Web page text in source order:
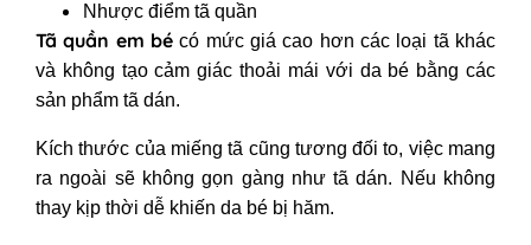
Nhược điểm tã quần
Tã quần em bécó mức giá cao hơn các loại tã khác
và không tạo cảm giác thoải mái với da bé bằng các
sản phẩm tã dán.
Kích thước của miếng tã cũng tương đối to, việc mang
ra ngoài sẽ không gọn gàng như tã dán. Nếu không
thay kịp thời dễ khiến da bé bị hăm.